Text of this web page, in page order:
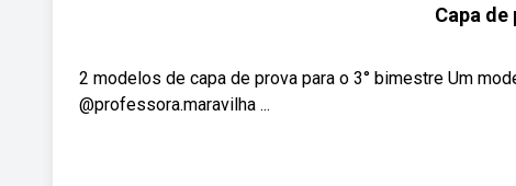
Capa de
2 modelos de capa de prova para o 3° bimestre Um
@professora.maravilha ...